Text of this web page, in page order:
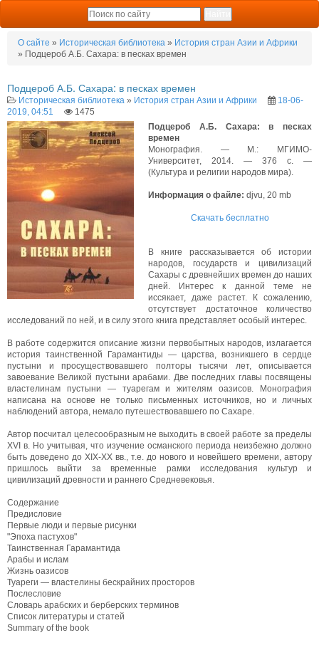
О сайте » Историческая библиотека » История стран Азии и Африки
» Подцероб А.Б. Сахара: в песках времен
Подцероб А.Б. Сахара: в песках времен
Историческая библиотека » История стран Азии и Африки
18-06-
2019, 04:51
1475
Подцероб А.Б. Сахара: в песках
времен
Монография. — М.: МГИМО-
Университет, 2014. — 376 с. —
(Культура и религии народов мира).
Информация о файле: djvu, 20 mb
Скачать бесплатно
В книге рассказывается об истории
народов, государств и цивилизаций
Сахары с древнейших времен до наших
дней. Интерес к данной теме не
иссякает, даже растет. К сожалению,
отсутствует достаточное количество
исследований по ней, и в силу этого книга представляет особый интерес.
В работе содержится описание жизни первобытных народов, излагается
история таинственной Гарамантиды — царства, возникшего в сердце
пустыни и просуществовавшего полторы тысячи лет, описывается
завоевание Великой пустыни арабами. Две последних главы посвящены
властелинам пустыни — туарегам и жителям оазисов. Монография
написана на основе не только письменных источников, но и личных
наблюдений автора, немало путешествовавшего по Сахаре.
Автор посчитал целесообразным не выходить в своей работе за пределы
XVI в. Но учитывая, что изучение османского периода неизбежно должно
быть доведено до ХІХ-ХХ вв., т.е. до нового и новейшего времени, автору
пришлось выйти за временные рамки исследования культур и
цивилизаций древности и раннего Средневековья.
Содержание
Предисловие
Первые люди и первые рисунки
"Эпоха пастухов"
Таинственная Гарамантида
Арабы и ислам
Жизнь оазисов
Туареги — властелины бескрайних просторов
Послесловие
Словарь арабских и берберских терминов
Список литературы и статей
Summary of the book